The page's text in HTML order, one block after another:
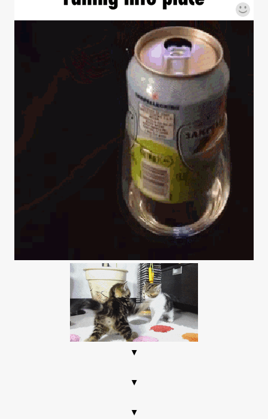
▼
▼
▼